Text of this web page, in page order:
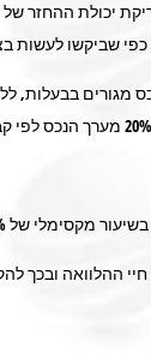
יכולת ההחזר
שביקשו לעשות
בבעלות,